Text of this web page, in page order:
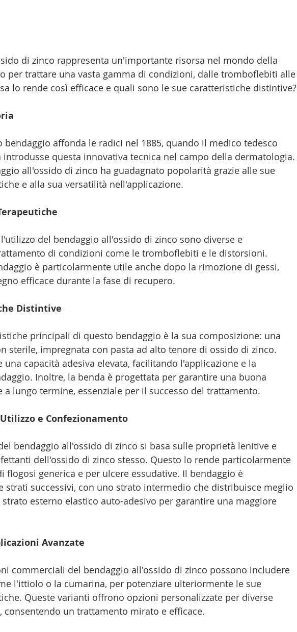
di zinco rappresenta un'importante risorsa nel mondo della
per trattare una vasta gamma di condizioni, dalle tromboflebiti alle
lo rende così efficace e quali sono le sue caratteristiche distintive?
bendaggio affonda le radici nel 1885, quando il medico tedesco
introdusse questa innovativa tecnica nel campo della dermatologia.
all'ossido di zinco ha guadagnato popolarità grazie alle sue
e alla sua versatilità nell'applicazione.
del bendaggio all'ossido di zinco sono diverse e
di condizioni come le tromboflebiti e le distorsioni.
è particolarmente utile anche dopo la rimozione di gessi,
efficace durante la fase di recupero.
Distintive
principali di questo bendaggio è la sua composizione: una
sterile, impregnata con pasta ad alto tenore di ossido di zinco.
una capacità adesiva elevata, facilitando l'applicazione e la
Inoltre, la benda è progettata per garantire una buona
a lungo termine, essenziale per il successo del trattamento.
e Confezionamento
bendaggio all'ossido di zinco si basa sulle proprietà lenitive e
dell'ossido di zinco stesso. Questo lo rende particolarmente
flogosi generica e per ulcere essudative. Il bendaggio è
strati successivi, con uno strato intermedio che distribuisce meglio
esterno elastico auto-adesivo per garantire una maggiore
Avanzate
commerciali del bendaggio all'ossido di zinco possono includere
l'ittiolo o la cumarina, per potenziare ulteriormente le sue
Queste varianti offrono opzioni personalizzate per diverse
consentendo un trattamento mirato e efficace.